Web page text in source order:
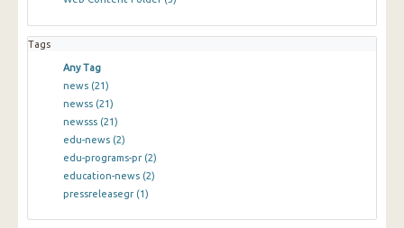
Tags
Any Tag
news (21)
newss (21)
newsss (21)
edu-news (2)
edu-programs-pr (2)
education-news (2)
pressreleasegr (1)